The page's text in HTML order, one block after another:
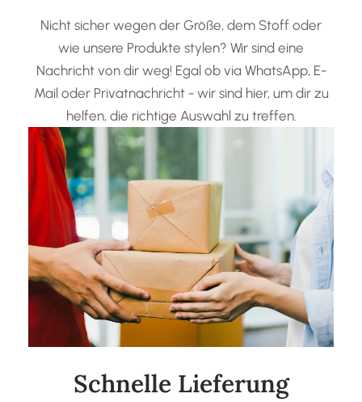
Nicht sicher wegen der Größe, dem Stoff oder
wie unsere Produkte stylen? Wir sind eine
Nachricht von dir weg! Egal ob via WhatsApp, E-
Mail oder Privatnachricht - wir sind hier, um dir zu
helfen, die richtige Auswahl zu treffen.
Schnelle Lieferung